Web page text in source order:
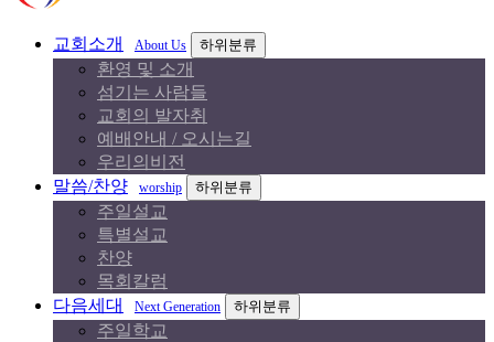
교회소개 About Us 하위분류
환영 및 소개
섬기는 사람들
교회의 발자취
예배안내 / 오시는길
우리의비전
말씀/찬양
worship 하위분류
주일설교
특별설교
찬양
목회칼럼
다음세대
Next Generation 하위분류
주일학교